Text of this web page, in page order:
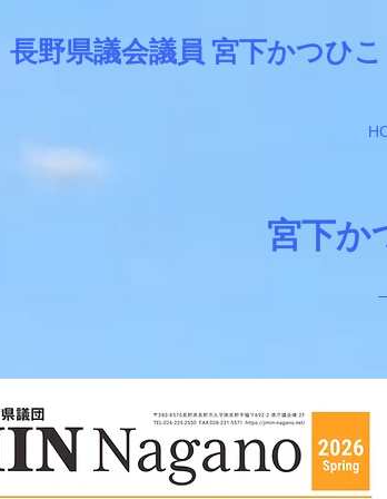
長野県議会議員 宮下かつひこ
宮下か